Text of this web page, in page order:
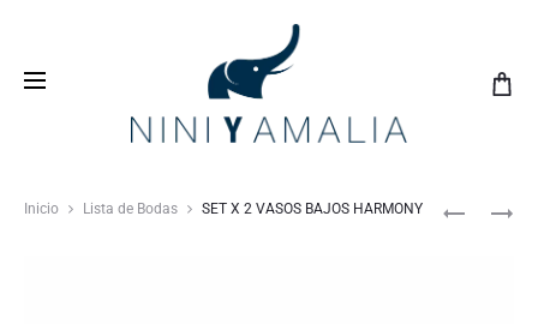
con nosotros y vive una
experiencia inolvidable
Inicio Lista de Bodas SET X 2 VASOS BAJOS HARMONY